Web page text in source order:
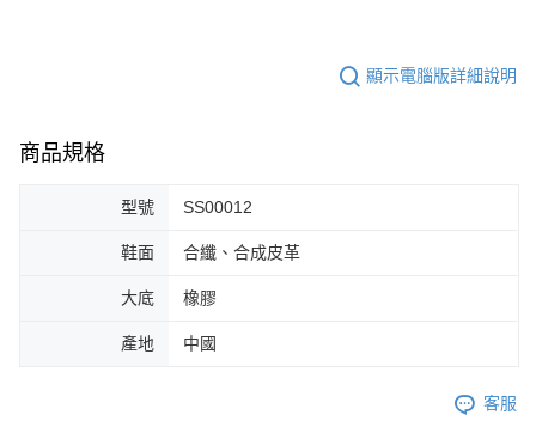
顯示電腦版詳細說明
商品規格
型號 SS00012
鞋面 合纖、合成皮革
大底 橡膠
產地 中國
客服